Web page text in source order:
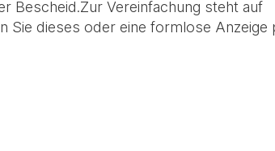
Bescheid.Zur Vereinfachung steht auf
Sie dieses oder eine formlose Anzeige